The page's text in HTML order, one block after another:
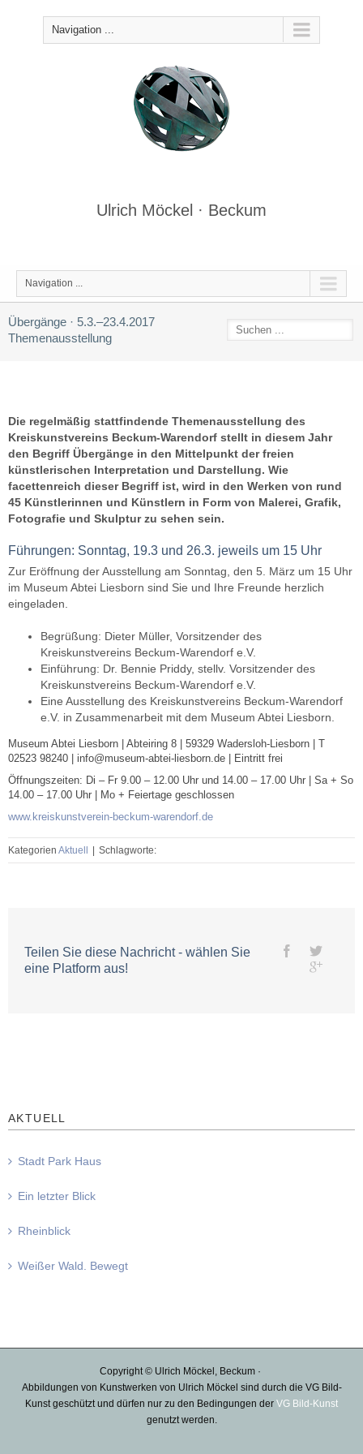
Navigation ...
Ulrich Möckel · Beckum
Navigation ...
Übergänge · 5.3.–23.4.2017
Themenausstellung
Die regelmäßig stattfindende Themenausstellung des
Kreiskunstvereins Beckum-Warendorf stellt in diesem Jahr
den Begriff Übergänge in den Mittelpunkt der freien
künstlerischen Interpretation und Darstellung. Wie
facettenreich dieser Begriff ist, wird in den Werken von rund
45 Künstlerinnen und Künstlern in Form von Malerei, Grafik,
Fotografie und Skulptur zu sehen sein.
Führungen: Sonntag, 19.3 und 26.3. jeweils um 15 Uhr
Zur Eröffnung der Ausstellung am Sonntag, den 5. März um 15 Uhr
im Museum Abtei Liesborn sind Sie und Ihre Freunde herzlich
eingeladen.
Begrüßung: Dieter Müller, Vorsitzender des
Kreiskunstvereins Beckum-Warendorf e.V.
Einführung: Dr. Bennie Priddy, stellv. Vorsitzender des
Kreiskunstvereins Beckum-Warendorf e.V.
Eine Ausstellung des Kreiskunstvereins Beckum-Warendorf
e.V. in Zusammenarbeit mit dem Museum Abtei Liesborn.
Museum Abtei Liesborn | Abteiring 8 | 59329 Wadersloh-Liesborn | T
02523 98240 | info@museum-abtei-liesborn.de | Eintritt frei
Öffnungszeiten: Di – Fr 9.00 – 12.00 Uhr und 14.00 – 17.00 Uhr | Sa + So
14.00 – 17.00 Uhr | Mo + Feiertage geschlossen
www.kreiskunstverein-beckum-warendorf.de
Kategorien Aktuell Schlagworte:
Teilen Sie diese Nachricht - wählen Sie
eine Platform aus!
AKTUELL
Stadt Park Haus
Ein letzter Blick
Rheinblick
Weißer Wald. Bewegt
Copyright © Ulrich Möckel, Beckum ·
Abbildungen von Kunstwerken von Ulrich Möckel sind durch die VG Bild-
Kunst geschützt und dürfen nur zu den Bedingungen der VG Bild-Kunst
genutzt werden.